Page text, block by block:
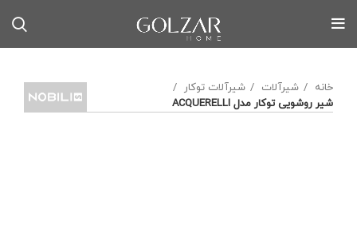
خانه شیرآلات
شیرآلات توکار
شیر روشویی توکار مدل ACQUERELLI